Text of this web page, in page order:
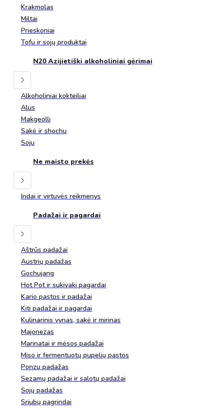
Krakmolas
Miltai
Prieskoniai
Tofu ir sojų produktai
N20 Azijietiški alkoholiniai gėrimai
Alkoholiniai kokteiliai
Alus
Makgeolli
Sakė ir shochu
Soju
Ne maisto prekės
Indai ir virtuvės reikmenys
Padažai ir pagardai
Aštrūs padažai
Austrių padažas
Gochujang
Hot Pot ir sukiyaki pagardai
Kario pastos ir padažai
Kiti padažai ir pagardai
Kulinarinis vynas, sakė ir mirinas
Majonezas
Marinatai ir mėsos padažai
Miso ir fermentuotų pupelių pastos
Ponzu padažas
Sezamų padažai ir salotų padažai
Sojų padažas
Sriubų pagrindai